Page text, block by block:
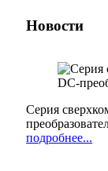
Новости
Серия
подробнее...